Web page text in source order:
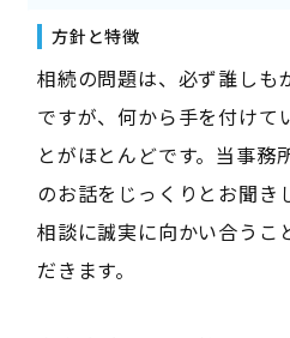
方針と特徴
相続の問題は、必ず誰しも
ですが、何から手を付けて
とがほとんどです。当事務
のお話をじっくりとお聞き
相談に誠実に向かい合うこ
だきます。